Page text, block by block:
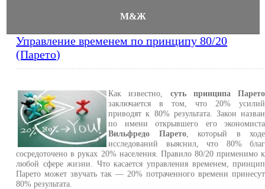
М&Ж
Управление временем по принципу 80/20
(Парето)
Как известно, суть принципа Парето
заключается в том, что 20% усилий
приводят к 80% результата. Закон назван
по имени открывшего его экономиста
Вильфредо Парето, который в ходе
исследований выяснил, что 80% благ
сосредоточено в руках 20% населения. Правило 80/20 применимо к
любой сфере жизни. Что касается управления временем, принцип
Парето может звучать так — 20% потраченного времени принесут
80% результата.